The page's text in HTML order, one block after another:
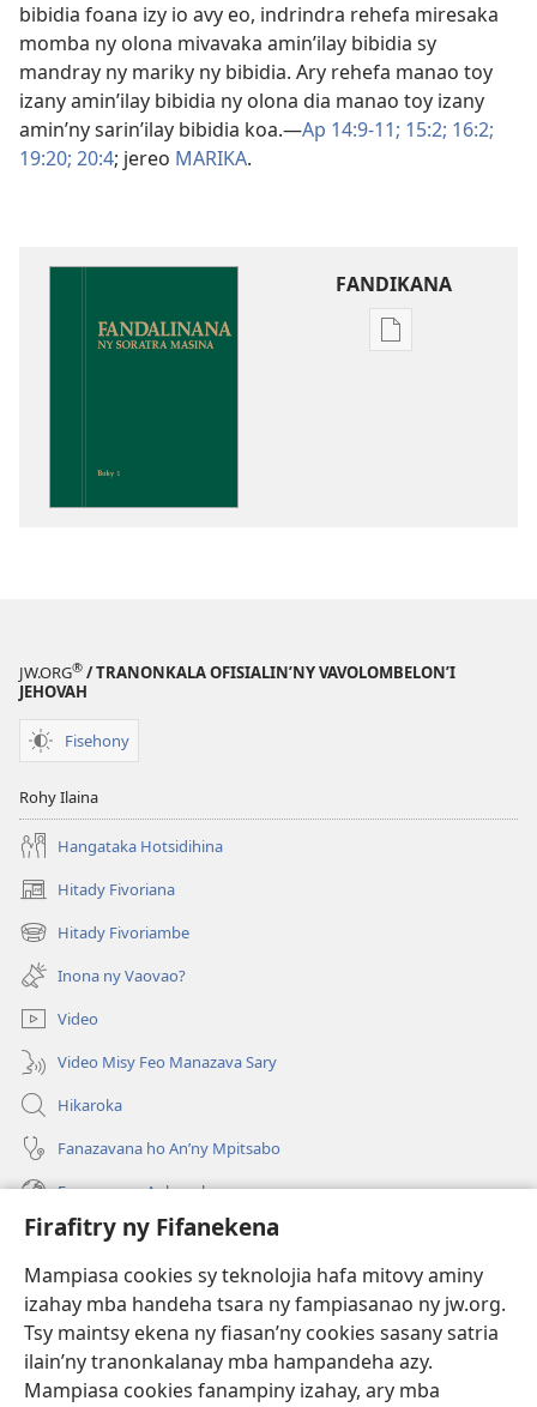
Firafitry ny Fifanekena
Mampiasa cookies sy teknolojia hafa mitovy aminy
izahay mba handeha tsara ny fampiasanao ny jw.org.
Tsy maintsy ekena ny fiasan’ny cookies sasany satria
ilain’ny tranonkalanay mba hampandeha azy.
Mampiasa cookies fanampiny izahay, ary mba
bibidia foana izy io avy eo, indrindra rehefa miresaka
momba ny olona mivavaka amin’ilay bibidia sy
mandray ny mariky ny bibidia. Ary rehefa manao toy
izany amin’ilay bibidia ny olona dia manao toy izany
amin’ny sarin’ilay bibidia koa.​—Ap 14:9-11; 15:2; 16:2;
19:20; 20:4; jereo MARIKA.
FANDIKANA
Fandikana
JW.ORG® / TRANONKALA OFISIALIN’NY VAVOLOMBELON’I
JEHOVAH
Fisehony
Rohy Ilaina
Hangataka Hotsidihina
Hitady Fivoriana
(manokatra
rohy) Hitady Fivoriambe
(manokatra
rohy) Inona ny Vaovao?
Video
Video Misy Feo Manazava Sary
Hikaroka
Fanazavana ho An’ny Mpitsabo
Fanazavana Ankapobeny
Fanampiana
Fanomezana
(manokatra
rohy)
FITEHIRIZAM-BOKIN’NY Vavolombelon’i Jehovah
(manokatra
rohy)